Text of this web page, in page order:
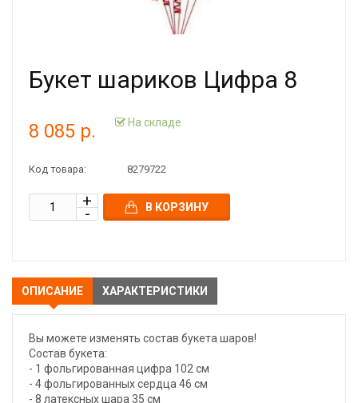
Букет шариков Цифра 8
8 085 р. На складе
Код товара: 8279722
В КОРЗИНУ
ОПИСАНИЕ ХАРАКТЕРИСТИКИ
Вы можете изменять состав букета шаров!
Состав букета:
- 1 фольгированная цифра 102 см
- 4 фольгированных сердца 46 см
- 8 латексных шара 35 см